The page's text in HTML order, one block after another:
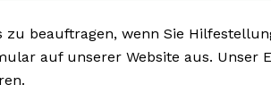
zu beauftragen, wenn Sie
auf unserer Website aus.